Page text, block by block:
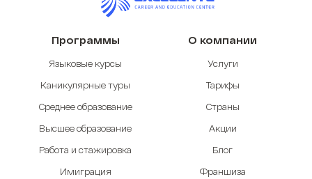
Программы
Языковые курсы
Каникулярные туры
Среднее образование
Высшее образование
Работа и стажировка
Имиграция
О компании
Услуги
Тарифы
Страны
Акции
Блог
Франшиза